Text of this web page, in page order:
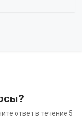
ответ в течение 5